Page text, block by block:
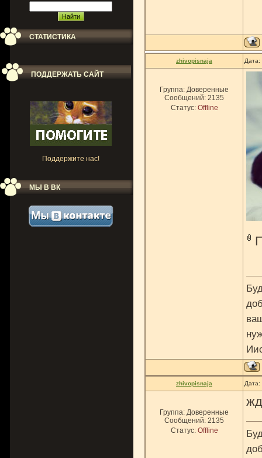
СТАТИСТИКА
ПОДДЕРЖАТЬ САЙТ
Поддержите нас!
МЫ В ВК
zhivopisnaja Дата:
Группа: Доверенные
Сообщений: 2135
Статус: Offline
zhivopisnaja
Группа: Доверенные
Сообщений: 2135
Статус: Offline